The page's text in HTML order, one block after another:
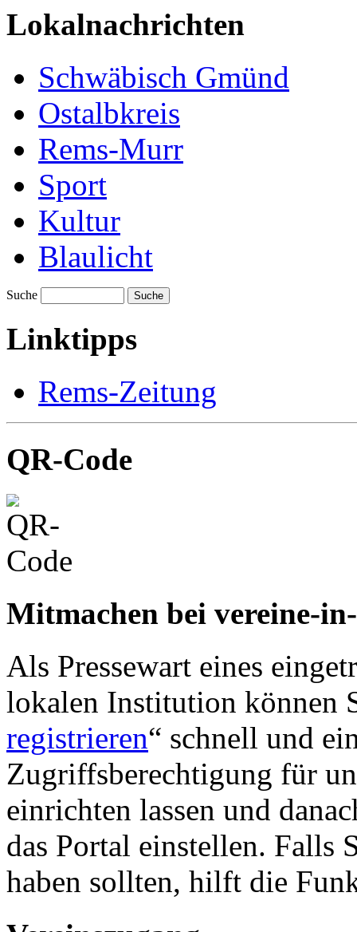
Lokalnachrichten
Schwäbisch Gmünd
Ostalbkreis
Rems-Murr
Sport
Kultur
Blaulicht
Suche Suche
Linktipps
Rems-Zeitung
QR-Code
Mitmachen bei vereine-
Als Pressewart eines
lokalen Institution können
registrieren“ schnell und
Zugriffsberechtigung für
einrichten lassen und
das Portal einstellen. Falls
haben sollten, hilft die